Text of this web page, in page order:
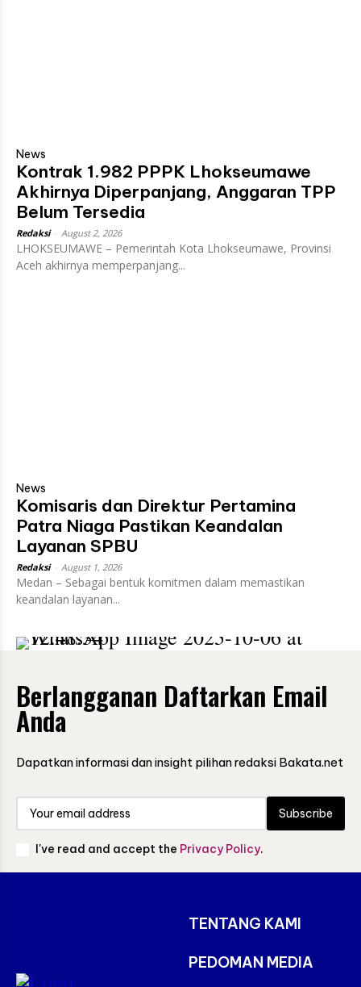
News
Kontrak 1.982 PPPK Lhokseumawe
Akhirnya Diperpanjang, Anggaran TPP
Belum Tersedia
Redaksi August 2, 2026
LHOKSEUMAWE – Pemerintah Kota Lhokseumawe, Provinsi
Aceh akhirnya memperpanjang...
News
Komisaris dan Direktur Pertamina
Patra Niaga Pastikan Keandalan
Layanan SPBU
Redaksi August 1, 2026
Medan – Sebagai bentuk komitmen dalam memastikan
keandalan layanan...
Berlangganan Daftarkan Email
Anda
Dapatkan informasi dan insight pilihan redaksi Bakata.net
Subscribe
I've read and accept the Privacy Policy.
TENTANG KAMI
PEDOMAN MEDIA